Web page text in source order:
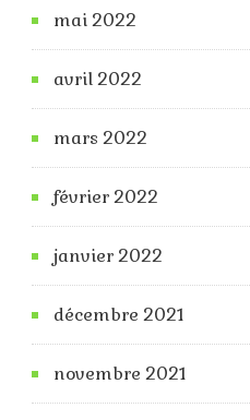
mai 2022
avril 2022
mars 2022
février 2022
janvier 2022
décembre 2021
novembre 2021